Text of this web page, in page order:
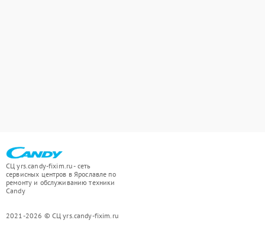
СЦ yrs.candy-fixim.ru - сеть
сервисных центров в Ярославле по
ремонту и обслуживанию техники
Candy
2021-2026 © СЦ yrs.candy-fixim.ru